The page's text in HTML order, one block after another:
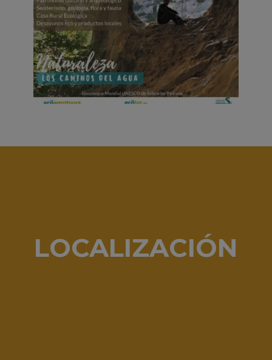
LOCALIZACIÓN